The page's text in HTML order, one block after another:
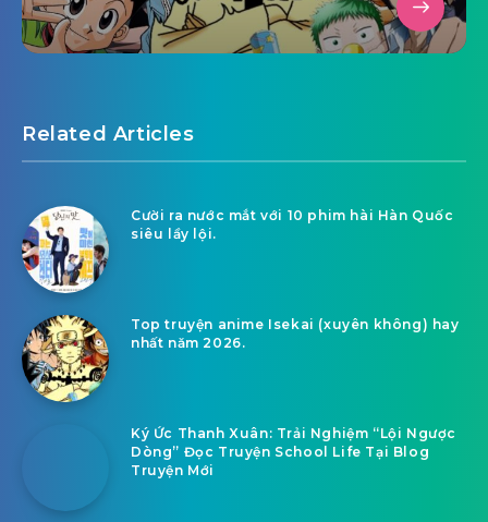
Related Articles
Cười ra nước mắt với 10 phim hài Hàn Quốc
siêu lầy lội.
Top truyện anime Isekai (xuyên không) hay
nhất năm 2026.
Ký Ức Thanh Xuân: Trải Nghiệm “Lội Ngược
Dòng” Đọc Truyện School Life Tại Blog
Truyện Mới